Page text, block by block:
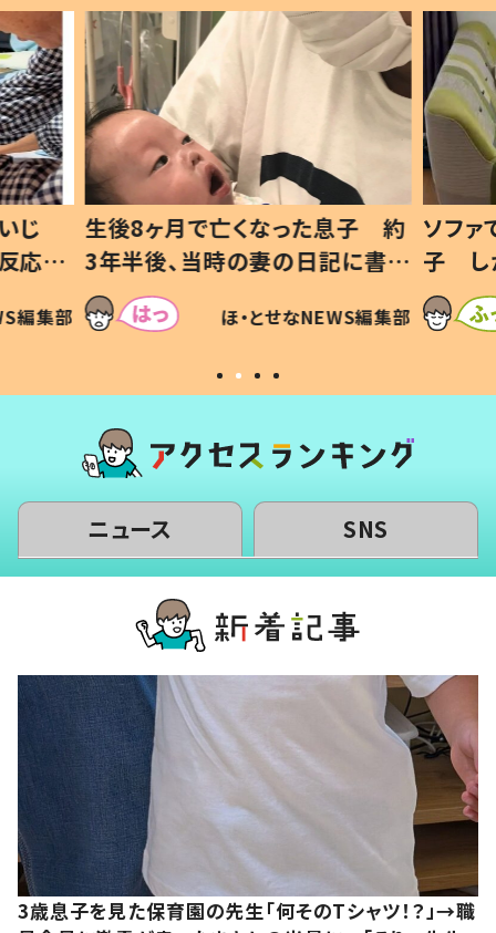
約
書い
編集部
ソファでおにぎりを食べる1歳息
子 しかしよく見ると…母「！？」
すべてを察した母の投稿に「可愛
いから許す！」「現行犯〜」
ほ・とせなNEWS編集部
小1か
ッド
作り
#令和
SNSで
ニュース SNS
3歳息子を見た保育園の先生「何そのTシャツ！？」→職